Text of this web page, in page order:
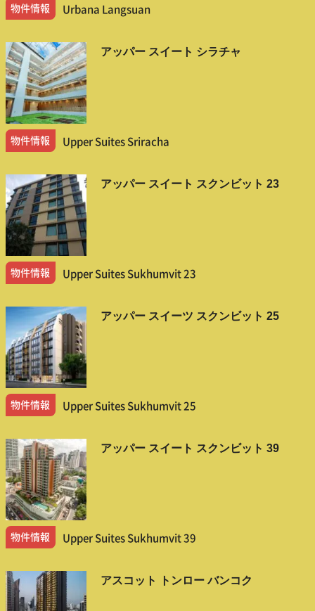
物件情報 Urbana Langsuan
アッパー スイート シラチャ
物件情報 Upper Suites Sriracha
アッパー スイート スクンビット 23
物件情報 Upper Suites Sukhumvit 23
アッパー スイーツ スクンビット 25
物件情報 Upper Suites Sukhumvit 25
アッパー スイート スクンビット 39
物件情報 Upper Suites Sukhumvit 39
アスコット トンロー バンコク